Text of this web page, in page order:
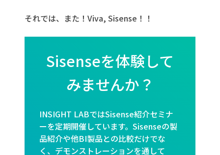
それでは、また！Viva, Sisense！！
Sisenseを体験して
みませんか？
INSIGHT LABではSisense紹介セミナ
ーを定期開催しています。Sisenseの製
品紹介や他BI製品との比較だけでな
く、デモンストレーションを通して